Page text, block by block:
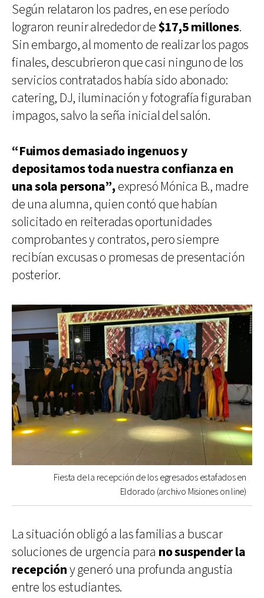
Según relataron los padres, en ese período
lograron reunir alrededor de$17,5 millones.
Sin embargo, al momento de realizar los pagos
finales, descubrieron que casi ninguno de los
servicios contratados había sido abonado:
catering, DJ, iluminación y fotografía figuraban
impagos, salvo la seña inicial del salón.
“Fuimos demasiado ingenuos y
depositamos toda nuestra confianza en
una sola persona”,expresó Mónica B., madre
de una alumna, quien contó que habían
solicitado en reiteradas oportunidades
comprobantes y contratos, pero siempre
recibían excusas o promesas de presentación
posterior.
Fiesta de la recepción de los egresados estafados en
Eldorado (archivo Misiones on line)
La situación obligó a las familias a buscar
soluciones de urgencia para no suspender la
recepcióny generó una profunda angustia
entre los estudiantes.